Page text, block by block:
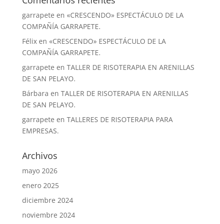
garrapete en «CRESCENDO» ESPECTÁCULO DE LA
COMPAÑÍA GARRAPETE.
Félixen «CRESCENDO» ESPECTÁCULO DE LA
COMPAÑÍA GARRAPETE.
garrapete en TALLER DE RISOTERAPIA EN ARENILLAS
DE SAN PELAYO.
Bárbara en TALLER DE RISOTERAPIA EN ARENILLAS
DE SAN PELAYO.
garrapete en TALLERES DE RISOTERAPIA PARA
EMPRESAS.
Archivos
mayo 2026
enero 2025
diciembre 2024
noviembre 2024